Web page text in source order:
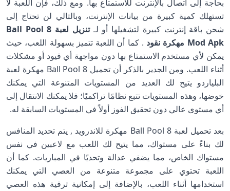
بحاجة إلى اتصال بالإنترنت للاستمتاع بها. ومع ذلك، فإن اللعبة لا
تستهلك كمية كبيرة من بيانات الإنترنت، وبالتالي لن تحتاج إلى
شحن باقة إنترنت كبيرة لتشغيلها أو لـ
تنزيل لعبة 8 Ball Pool
Mod Apk مهكرة نقود
. كما أن اللعبة تتميز بسهولة اللعب، حيث
يمكن لأي مستخدم الاستمتاع بها دون مواجهة أي قيود أو مشكلات
أثناء اللعب. ومن الجدير بالذكر أن تحميل 8 Ball Pool مهكرة لعبة
البلياردو يتيح لك العديد من المستويات المتنوعة التي يمكنك
خوضها، وهذه المستويات تتبع نظامًا تراكميًا؛ فلا يمكنك الانتقال إلى
أي مستوى عالي دون تحقيق الفوز أولاً في المستويات السابقة له.
بعد تحميل لعبة 8 Ball Pool مهكرة للاندرويد , يتم تحديد المنافس
لك بناءً على مستواك، مما يتيح لك اللعب مع لاعبين في نفس
مستواك الخاص، مما يضفي عدالة وتحديًا في المباريات. كما أن
اللعبة تحتوي على مجموعة متنوعة من العصي التي يمكنك
استخدامها أثناء اللعب، بالإضافة إلى إمكانية ترقية هذه العصي